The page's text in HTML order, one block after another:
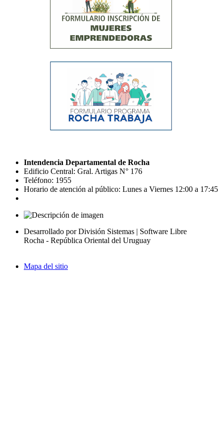
Intendencia Departamental de Rocha
Edificio Central: Gral. Artigas N° 176
Teléfono: 1955
Horario de atención al público: Lunes a Viernes 12:00 a 17:45
Desarrollado por División Sistemas | Software Libre
Rocha - República Oriental del Uruguay
Mapa del sitio